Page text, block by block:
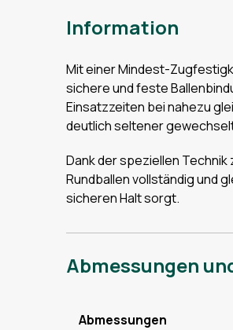
Information
Mit einer Mindest-
sichere und feste
Einsatzzeiten bei nahezu
deutlich seltener
Dank der speziellen
Rundballen vollständig und
sicheren Halt sorgt.
Abmessungen
Abmessungen